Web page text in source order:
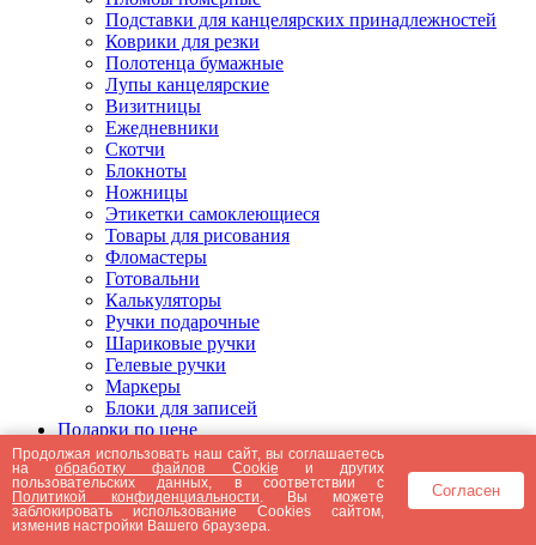
Подставки для канцелярских принадлежностей
Коврики для резки
Полотенца бумажные
Лупы канцелярские
Визитницы
Ежедневники
Скотчи
Блокноты
Ножницы
Этикетки самоклеющиеся
Товары для рисования
Фломастеры
Готовальни
Калькуляторы
Ручки подарочные
Шариковые ручки
Гелевые ручки
Маркеры
Блоки для записей
Подарки по цене
Подарки от 5000 рублей
Подарки до 5000 рублей
Подарки до 3000 рублей
Подарки до 2000 рублей
Подарки до 1000 рублей
Продолжая использовать наш сайт, вы соглашаетесь
наобработку файлов Cookie и других
пользовательских данных, в соответствии с
Политикой конфиденциальности . Вы можете
заблокировать использование Cookies сайтом,
изменив настройки Вашего браузера.
Согласен